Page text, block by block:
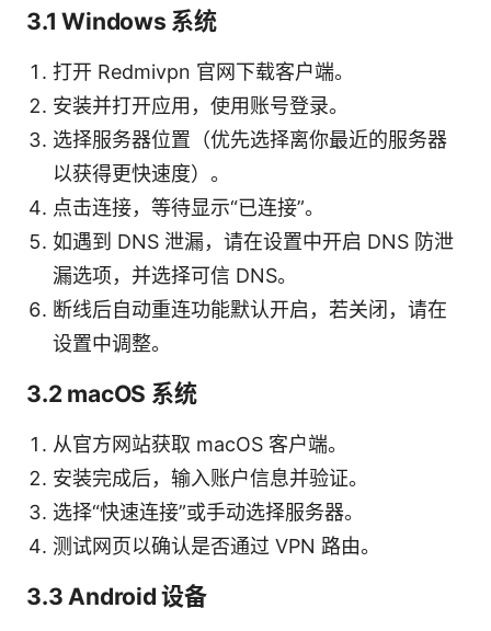
3.1 Windows 系统
打开 Redmivpn 官网下载客户端。
安装并打开应用，使用账号登录。
选择服务器位置（优先选择离你最近的服务器
以获得更快速度）。
点击连接，等待显示“已连接”。
如遇到 DNS 泄漏，请在设置中开启 DNS 防泄
漏选项，并选择可信 DNS。
断线后自动重连功能默认开启，若关闭，请在
设置中调整。
3.2 macOS 系统
从官方网站获取 macOS 客户端。
安装完成后，输入账户信息并验证。
选择“快速连接”或手动选择服务器。
测试网页以确认是否通过 VPN 路由。
3.3 Android 设备